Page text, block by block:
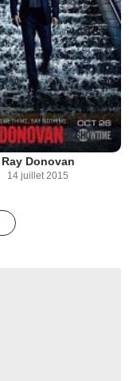
Ray Donovan
14 juillet 2015